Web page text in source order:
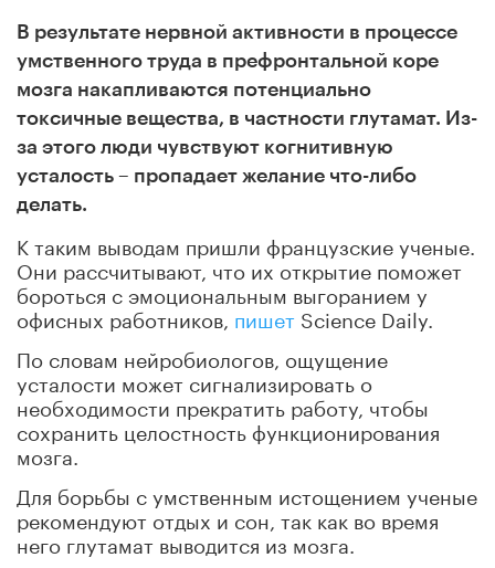
В результате нервной активности в процессе
умственного труда в префронтальной коре
мозга накапливаются потенциально
токсичные вещества, в частности глутамат. Из-
за этого люди чувствуют когнитивную
усталость – пропадает желание что-либо
делать.
К таким выводам пришли французские ученые.
Они рассчитывают, что их открытие поможет
бороться с эмоциональным выгоранием у
офисных работников, пишет Science Daily.
По словам нейробиологов, ощущение
усталости может сигнализировать о
необходимости прекратить работу, чтобы
сохранить целостность функционирования
мозга.
Для борьбы с умственным истощением ученые
рекомендуют отдых и сон, так как во время
него глутамат выводится из мозга.